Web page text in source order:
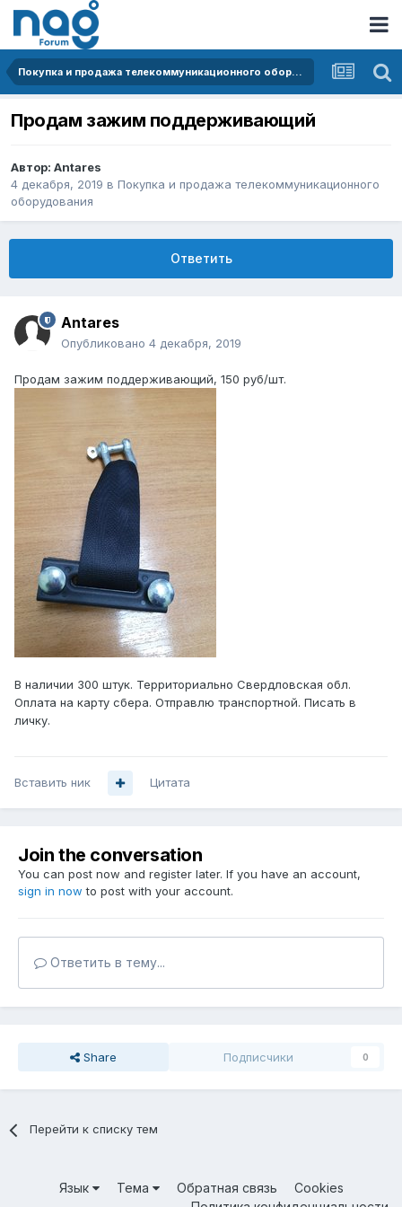
Покупка и продажа телекоммуникационного оборудования
Продам зажим поддерживающий
Автор: Antares
4 декабря, 2019 в Покупка и продажа телекоммуникационного
оборудования
Ответить
Antares
Опубликовано 4 декабря, 2019
Продам зажим поддерживающий, 150 руб/шт.
В наличии 300 штук. Территориально Свердловская обл.
Оплата на карту сбера. Отправлю транспортной. Писать в
личку.
Вставить ник Цитата
Join the conversation
You can post now and register later. If you have an account,
sign in now to post with your account.
Ответить в тему...
Share Подписчики 0
Перейти к списку тем
Язык Тема Обратная связь
Cookies